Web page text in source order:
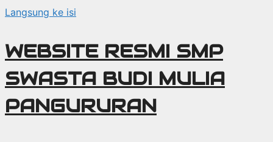
Langsung ke isi
WEBSITE RESMI SMP
SWASTA BUDI MULIA
PANGURURAN